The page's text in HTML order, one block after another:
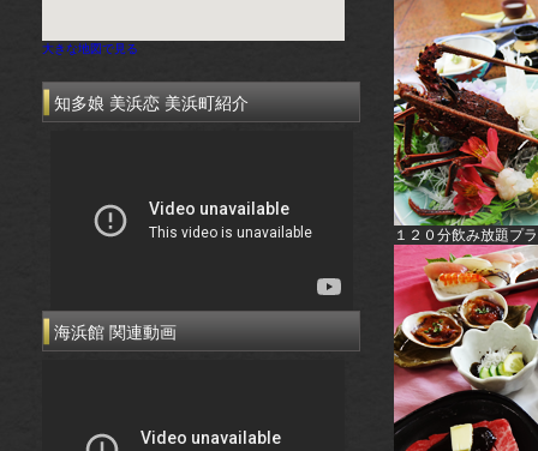
１２０分飲み放題プ
大きな地図で見る
知多娘 美浜恋 美浜町紹介
海浜館 関連動画